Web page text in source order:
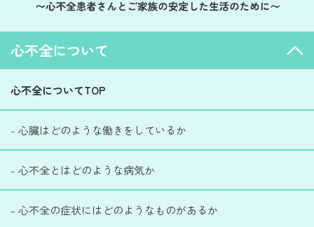
心不全について
心不全についてTOP
- 心臓はどのような働きをしているか
- 心不全とはどのような病気か
- 心不全の症状にはどのようなものがあるか